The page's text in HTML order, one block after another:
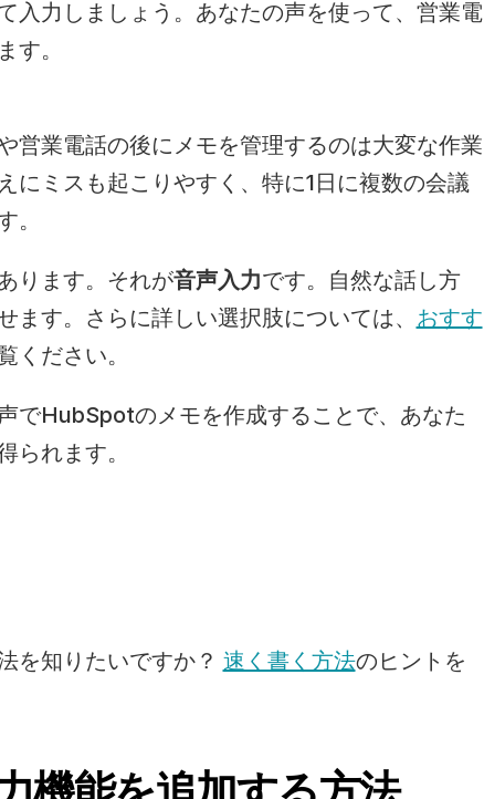
入力しましょう。あなたの声を使って、営業電
す。
営業電話の後にメモを管理するのは大変な作業
にミスも起こりやすく、特に1日に複数の会議
。
ります。それが音声入力です。自然な話し方
ます。さらに詳しい選択肢については、 おすす
ください。
でHubSpotのメモを作成することで、あなた
られます。
を知りたいですか？ 速く書く方法のヒントを